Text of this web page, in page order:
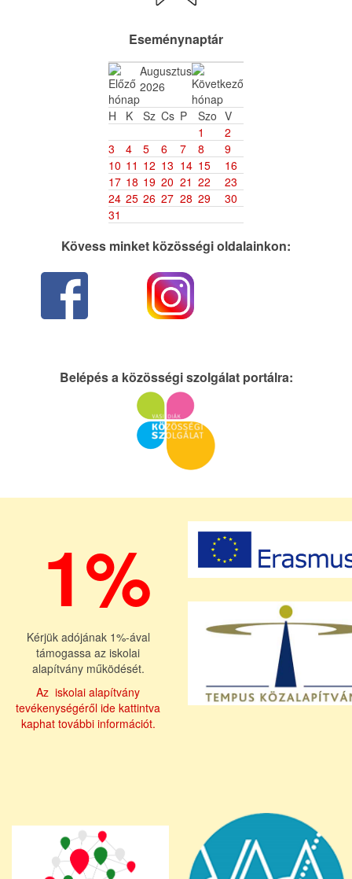
Eseménynaptár
Augusztus
2026
H
K Sz Cs P Szo V
1
2
3
4 5 6 7 8
9
10 11 12 13 14 15
16
17 18 19 20 21 22
23
24 25 26 27 28 29
30
31
Kövess minket közösségi oldalainkon:
Belépés a közösségi szolgálat portálra:
1%
Kérjük adójának 1%-ával
támogassa az iskolai
alapítvány működését.
Az iskolai alapítvány
tevékenységéről ide kattintva
kaphat további információt.